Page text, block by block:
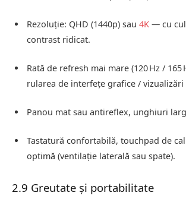
Rezoluție: QHD (1440p) sau 4K — cu
contrast ridicat.
Rată de refresh mai mare (120 Hz / 165
rularea de interfețe grafice / vizualizări
Panou mat sau antireflex, unghiuri
Tastatură confortabilă, touchpad de
optimă (ventilație laterală sau spate).
2.9 Greutate și portabilitate